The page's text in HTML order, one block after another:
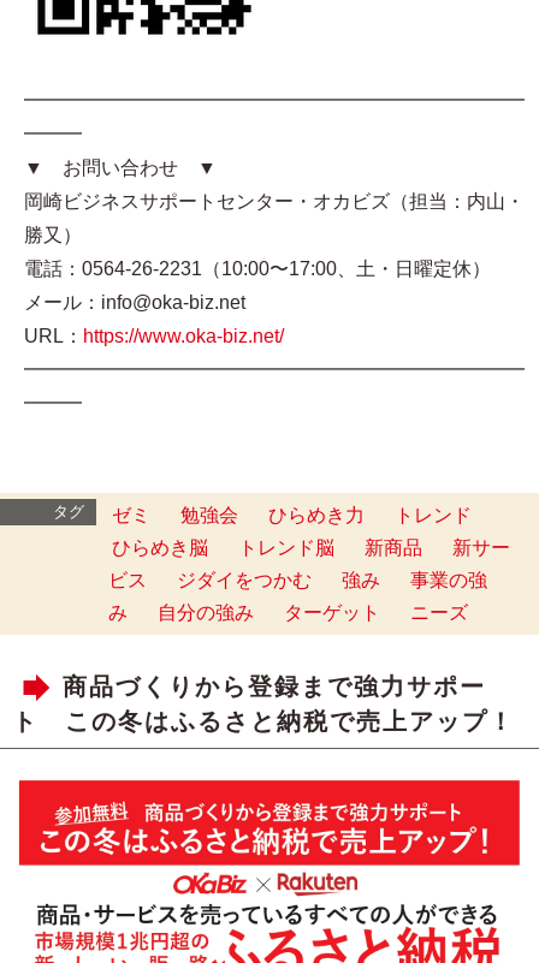
━━━━━━━━━━━━━━━━━━━━━━━━━━
━━━
▼ お問い合わせ ▼
岡崎ビジネスサポートセンター・オカビズ（担当：内山・
勝又）
電話：0564-26-2231（10:00〜17:00、土・日曜定休）
メール：info@oka-biz.net
URL： https://www.oka-biz.net/
━━━━━━━━━━━━━━━━━━━━━━━━━━
━━━
タグ ゼミ 勉強会 ひらめき力
トレンド
ひらめき脳
トレンド脳 新商品
新サー
ビス
ジダイをつかむ 強み
事業の強
み
自分の強み ターゲット ニーズ
商品づくりから登録まで強力サポー
ト この冬はふるさと納税で売上アップ！